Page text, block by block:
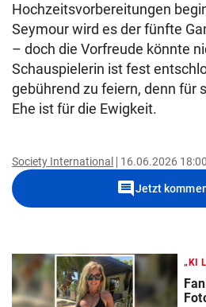
Hochzeitsvorbereitungen
Seymour wird es der fünfte
– doch die Vorfreude könnte
Schauspielerin ist fest
gebührend zu feiern, denn für
Ehe ist für die Ewigkeit.
Society International 16.06.2026 18:00
commentJetzt
„KI